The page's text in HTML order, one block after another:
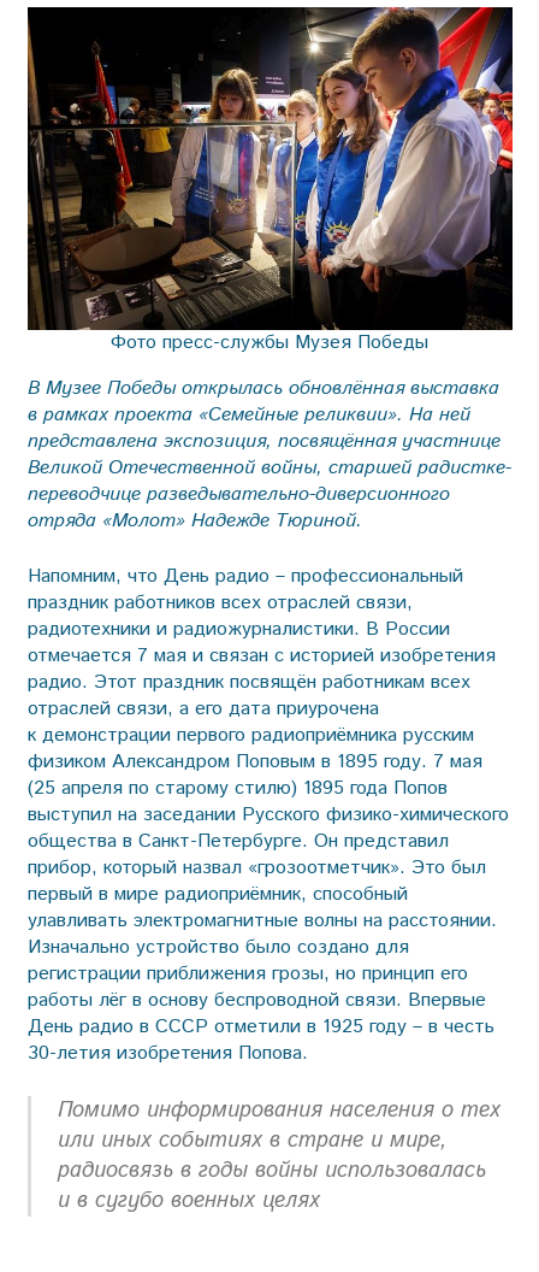
Фото пресс-службы Музея Победы
В Музее Победы открылась обновлённая выставка
в рамках проекта «Семейные реликвии». На ней
представлена экспозиция, посвящённая участнице
Великой Отечественной войны, старшей радистке-
переводчице разведывательно-диверсионного
отряда «Молот» Надежде Тюриной.
Напомним, что День радио – профессиональный
праздник работников всех отраслей связи,
радиотехники и радиожурналистики. В России
отмечается 7 мая и связан с историей изобретения
радио. Этот праздник посвящён работникам всех
отраслей связи, а его дата приурочена
к демонстрации первого радиоприёмника русским
физиком Александром Поповым в 1895 году. 7 мая
(25 апреля по старому стилю) 1895 года Попов
выступил на заседании Русского физико-химического
общества в Санкт-Петербурге. Он представил
прибор, который назвал «грозоотметчик». Это был
первый в мире радиоприёмник, способный
улавливать электромагнитные волны на расстоянии.
Изначально устройство было создано для
регистрации приближения грозы, но принцип его
работы лёг в основу беспроводной связи. Впервые
День радио в СССР отметили в 1925 году – в честь
30-летия изобретения Попова.
Помимо информирования населения о тех
или иных событиях в стране и мире,
радиосвязь в годы войны использовалась
и в сугубо военных целях